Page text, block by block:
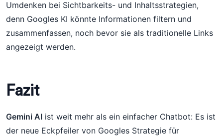
Umdenken bei Sichtbarkeits- und Inhaltsstrategien,
denn Googles KI könnte Informationen filtern und
zusammenfassen, noch bevor sie als traditionelle Links
angezeigt werden.
Fazit
Gemini AI ist weit mehr als ein einfacher Chatbot: Es ist
der neue Eckpfeiler von Googles Strategie für